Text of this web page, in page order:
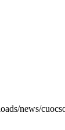
news/